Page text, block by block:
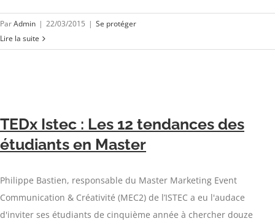
ParAdmin | 22/03/2015 | Se protéger
Lire la suite
TEDx Istec : Les 12 tendances des
étudiants en Master
Philippe Bastien, responsable du Master Marketing Event
Communication & Créativité (MEC2) de l’ISTEC a eu l'audace
d'inviter ses étudiants de cinquième année à chercher douze